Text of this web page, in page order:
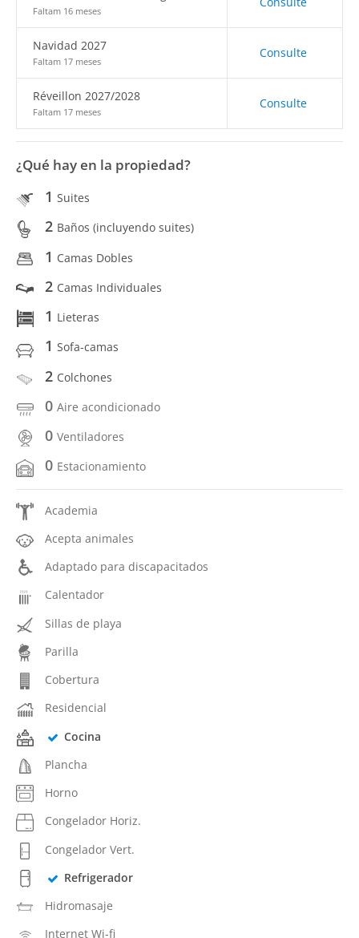
Faltam 16 meses
Navidad 2027
Faltam 17 meses
Consulte
Réveillon 2027/2028
Faltam 17 meses
Consulte
¿Qué hay en la propiedad?
1 Suites
2 Baños (incluyendo suites)
1 Camas Dobles
2 Camas Individuales
1 Lieteras
1 Sofa-camas
2 Colchones
0 Aire acondicionado
0 Ventiladores
0 Estacionamiento
Academia
Acepta animales
Adaptado para discapacitados
Calentador
Sillas de playa
Parilla
Cobertura
Residencial
Cocina
Plancha
Horno
Congelador Horiz.
Congelador Vert.
Refrigerador
Hidromasaje
Internet Wi-fi